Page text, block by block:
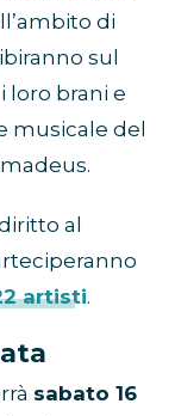
di
sul
loro brani e
musicale del
al
artisti.
sabato 16